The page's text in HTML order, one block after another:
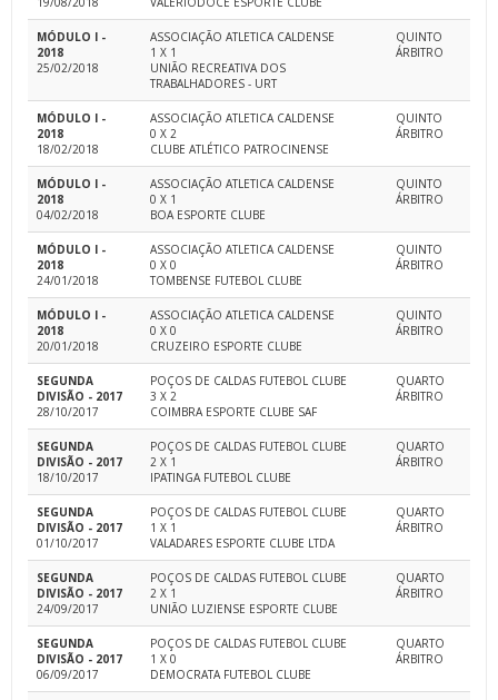
MÓDULO I -
2018
25/02/2018
ASSOCIAÇÃO ATLETICA CALDENSE
1 X 1
UNIÃO RECREATIVA DOS
TRABALHADORES - URT
QUINTO
ÁRBITRO
MÓDULO I -
2018
18/02/2018
ASSOCIAÇÃO ATLETICA CALDENSE
0 X 2
CLUBE ATLÉTICO PATROCINENSE
QUINTO
ÁRBITRO
MÓDULO I -
2018
04/02/2018
ASSOCIAÇÃO ATLETICA CALDENSE
0 X 1
BOA ESPORTE CLUBE
QUINTO
ÁRBITRO
MÓDULO I -
2018
24/01/2018
ASSOCIAÇÃO ATLETICA CALDENSE
0 X 0
TOMBENSE FUTEBOL CLUBE
QUINTO
ÁRBITRO
MÓDULO I -
2018
20/01/2018
ASSOCIAÇÃO ATLETICA CALDENSE
0 X 0
CRUZEIRO ESPORTE CLUBE
QUINTO
ÁRBITRO
SEGUNDA
DIVISÃO - 2017
28/10/2017
POÇOS DE CALDAS FUTEBOL CLUBE
3 X 2
COIMBRA ESPORTE CLUBE SAF
QUARTO
ÁRBITRO
SEGUNDA
DIVISÃO - 2017
18/10/2017
POÇOS DE CALDAS FUTEBOL CLUBE
2 X 1
IPATINGA FUTEBOL CLUBE
QUARTO
ÁRBITRO
SEGUNDA
DIVISÃO - 2017
01/10/2017
POÇOS DE CALDAS FUTEBOL CLUBE
1 X 1
VALADARES ESPORTE CLUBE LTDA
QUARTO
ÁRBITRO
SEGUNDA
DIVISÃO - 2017
24/09/2017
POÇOS DE CALDAS FUTEBOL CLUBE
2 X 1
UNIÃO LUZIENSE ESPORTE CLUBE
QUARTO
ÁRBITRO
SEGUNDA
DIVISÃO - 2017
06/09/2017
POÇOS DE CALDAS FUTEBOL CLUBE
1 X 0
DEMOCRATA FUTEBOL CLUBE
QUARTO
ÁRBITRO